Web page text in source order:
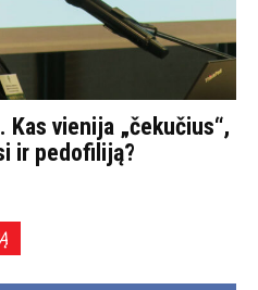
Kas vienija „čekučius“,
ir pedofiliją?